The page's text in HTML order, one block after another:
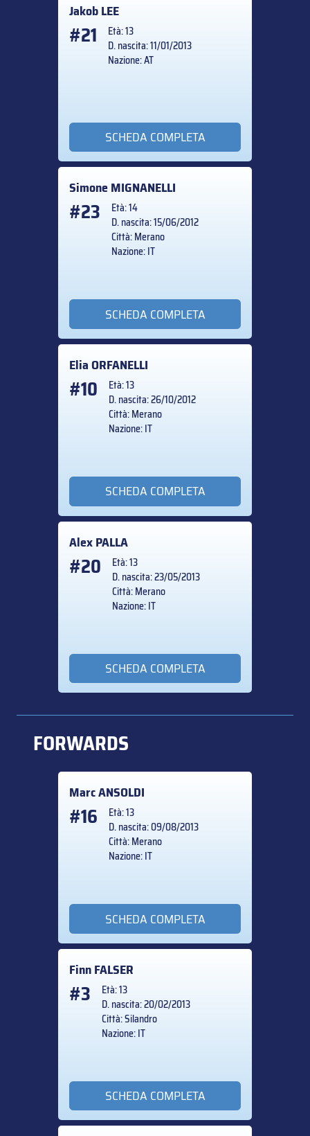
JakobLEE
#21
Età: 13
D. nascita: 11/01/2013
Nazione: AT
SCHEDA COMPLETA
SimoneMIGNANELLI
#23
Età: 14
D. nascita: 15/06/2012
Città: Merano
Nazione: IT
SCHEDA COMPLETA
EliaORFANELLI
#10
Età: 13
D. nascita: 26/10/2012
Città: Merano
Nazione: IT
SCHEDA COMPLETA
AlexPALLA
#20
Età: 13
D. nascita: 23/05/2013
Città: Merano
Nazione: IT
SCHEDA COMPLETA
FORWARDS
MarcANSOLDI
#16
Età: 13
D. nascita: 09/08/2013
Città: Merano
Nazione: IT
SCHEDA COMPLETA
FinnFALSER
#3
Età: 13
D. nascita: 20/02/2013
Città: Silandro
Nazione: IT
SCHEDA COMPLETA